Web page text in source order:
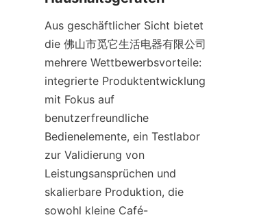
Aus geschäftlicher Sicht bietet
die 佛山市觅它生活电器有限公司
mehrere Wettbewerbsvorteile:
integrierte Produktentwicklung
mit Fokus auf
benutzerfreundliche
Bedienelemente, ein Testlabor
zur Validierung von
Leistungsansprüchen und
skalierbare Produktion, die
sowohl kleine Café-